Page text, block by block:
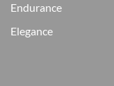
endurance
elegance